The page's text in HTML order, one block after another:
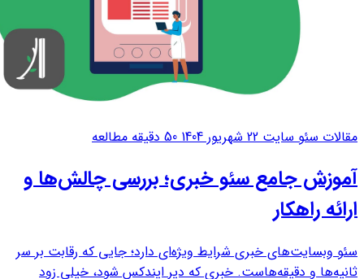
مقالات سئو سایت 22 شهریور 1404 50 دقیقه مطالعه
آموزش جامع سئو خبری؛ بررسی چالش‌ها و
ارائه راهکار
سئو وبسایت‌های خبری شرایط ویژه‌ای دارد؛ جایی که رقابت بر سر
ثانیه‌ها و دقیقه‌هاست. خبری که دیر ایندکس شود، خیلی زود